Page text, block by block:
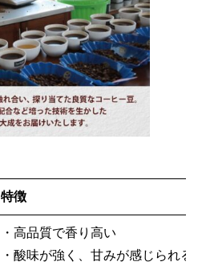
特徴
・高品質で香り高い
・酸味が強く、甘みが感じられる